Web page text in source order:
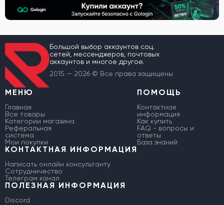
Большой выбор аккаунтов соц.
сетей, мессенджеров, почтовых
аккаунтов и многое другое.
2015 — 2026 © Все права защищены
МЕНЮ
Главная
Все товары
Категории магазина
Реферальная
система
Мои покупки
ПОМОЩЬ
Контактная
информация
Как купить
FAQ - вопросы и
ответы
База знаний
КОНТАКТНАЯ ИНФОРМАЦИЯ
Написать онлайн консультанту
Сотрудничество
Телеграм канал
ПОЛЕЗНАЯ ИНФОРМАЦИЯ
Discord